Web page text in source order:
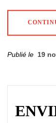
Publié le 19